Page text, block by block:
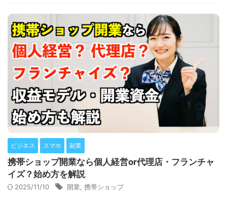
ビジネス スマホ 副業
携帯ショップ開業なら個人経営or代理店・フランチャ
イズ？始め方を解説
2025/11/10 開業 携帯ショップ